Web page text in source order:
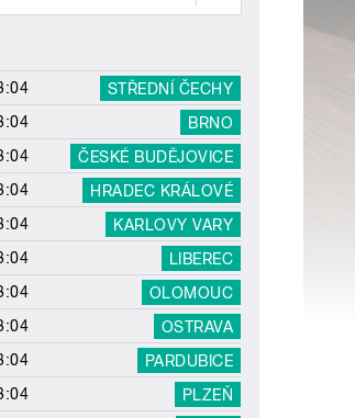
STŘEDNÍ ČECHY
BRNO
ČESKÉ BUDĚJOVICE
HRADEC KRÁLOVÉ
KARLOVY VARY
LIBEREC
OLOMOUC
OSTRAVA
PARDUBICE
PLZEŇ